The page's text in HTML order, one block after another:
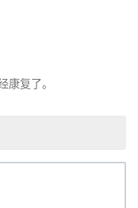
康复了。